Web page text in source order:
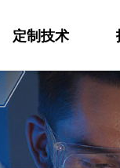
定制技术